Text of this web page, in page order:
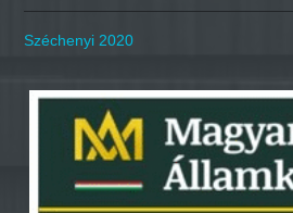
Széchenyi 2020